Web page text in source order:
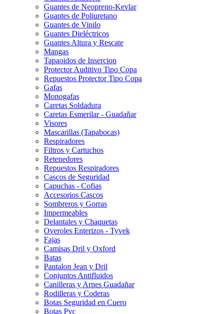
Guantes de Neopreno-Kevlar
Guantes de Poliuretano
Guantes de Vinilo
Guantes Dieléctricos
Guantes Altura y Rescate
Mangas
Tapaoidos de Insercion
Protector Auditivo Tipo Copa
Repuestos Protector Tipo Copa
Gafas
Monogafas
Caretas Soldadura
Caretas Esmerilar - Guadañar
Visores
Mascarillas (Tapabocas)
Respiradores
Filtros y Cartuchos
Retenedores
Repuestos Respiradores
Cascos de Seguridad
Capuchas - Cofias
Accesorios Cascos
Sombreros y Gorras
Impermeables
Delantales y Chaquetas
Overoles Enterizos - Tyvek
Fajas
Camisas Dril y Oxford
Batas
Pantalon Jean y Dril
Conjuntos Antifluidos
Canilleras y Arnes Guadañar
Rodilleras y Coderas
Botas Seguridad en Cuero
Botas Pvc